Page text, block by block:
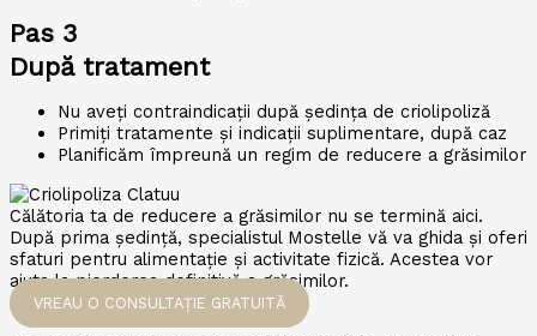
Pas 3
După tratament
Nu aveți contraindicații după ședința de criolipoliză
Primiți tratamente și indicații suplimentare, după caz
Planificăm împreună un regim de reducere a grăsimilor
Călătoria ta de reducere a grăsimilor nu se termină aici.
După prima ședință, specialistul Mostelle vă va ghida și oferi
sfaturi pentru alimentație și activitate fizică. Acestea vor
ajuta la pierderea definitivă a grăsimilor.
VREAU O CONSULTAȚIE GRATUITĂ